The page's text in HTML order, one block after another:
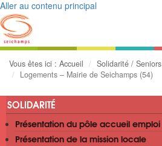
Aller au contenu principal
Vous êtes ici : Accueil Solidarité / Seniors
Logements – Mairie de Seichamps (54)
SOLIDARITÉ
Présentation du pôle accueil emploi
Présentation de la mission locale